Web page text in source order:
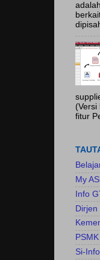
(Versi
fitur
My
Info
Dirjen
Si-